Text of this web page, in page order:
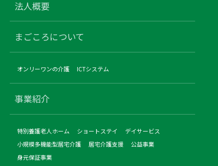
法人概要
まごころについて
オンリーワンの介護 ICTシステム
事業紹介
特別養護老人ホーム ショートステイ
デイサービス
小規模多機能型居宅介護
居宅介護支援
公益事業
身元保証事業